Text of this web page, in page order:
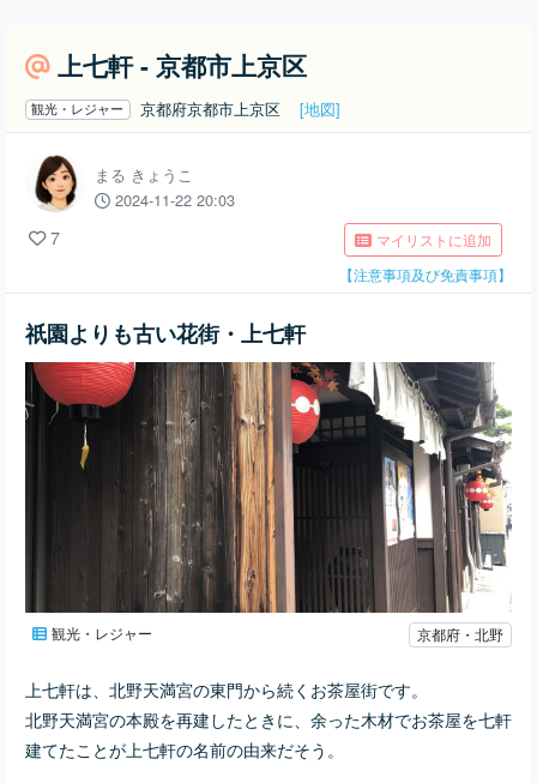
上七軒 - 京都市上京区
観光・レジャー 京都府京都市上京区 [地図]
まる きょうこ
2024-11-22 20:03
7
マイリストに追加
【注意事項及び免責事項】
祇園よりも古い花街・上七軒
観光・レジャー 京都府・北野
上七軒は、北野天満宮の東門から続くお茶屋街です。
北野天満宮の本殿を再建したときに、余った木材でお茶屋を七軒
建てたことが上七軒の名前の由来だそう。